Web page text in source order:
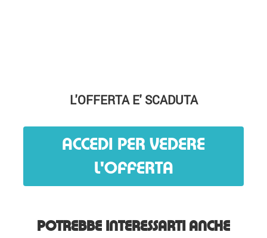
L'OFFERTA E' SCADUTA
ACCEDI PER VEDERE
L'OFFERTA
POTREBBE INTERESSARTI ANCHE